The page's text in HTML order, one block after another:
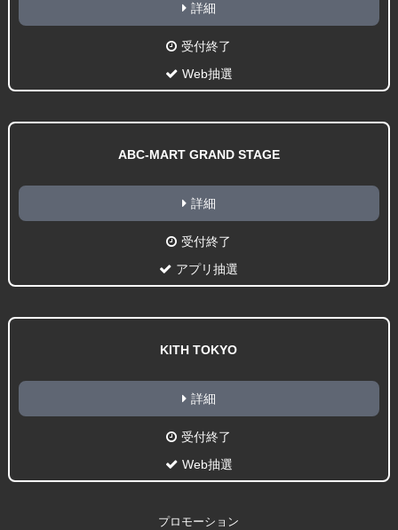
詳細
受付終了
Web抽選
ABC-MART GRAND STAGE
詳細
受付終了
アプリ抽選
KITH TOKYO
詳細
受付終了
Web抽選
プロモーション